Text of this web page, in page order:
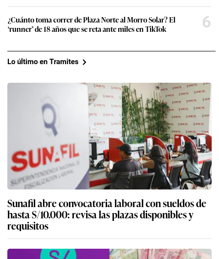
¿Cuánto toma correr de Plaza Norte al Morro Solar? El
‘runner’ de 18 años que se reta ante miles en TikTok
6
Lo último en Tramites
Sunafil abre convocatoria laboral con sueldos de
hasta S/10.000: revisa las plazas disponibles y
requisitos